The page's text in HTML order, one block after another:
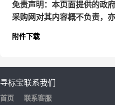
免责声明：本页面提供的政
采购网对其内容概不负责，
附件下载
寻标宝
首页
联系我们
联系客服